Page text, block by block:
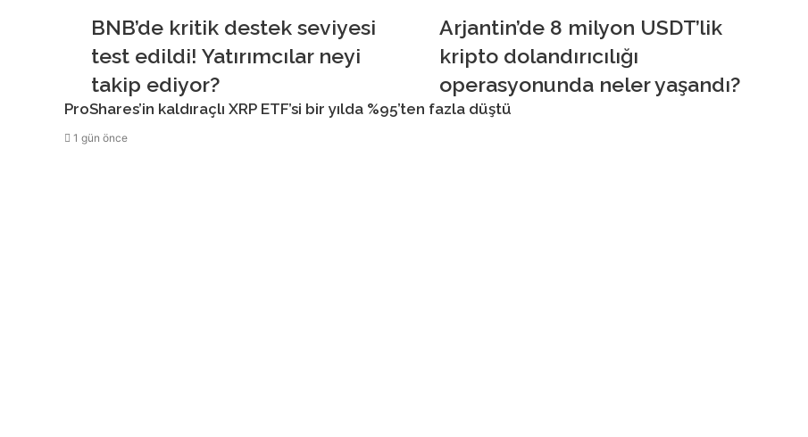
BNB’de kritik destek seviyesi
test edildi! Yatırımcılar neyi
takip ediyor?
Arjantin’de 8 milyon USDT’lik
kripto dolandırıcılığı
operasyonunda neler yaşandı?
ProShares’in kaldıraçlı XRP ETF’si bir yılda %95’ten fazla düştü
1 gün önce